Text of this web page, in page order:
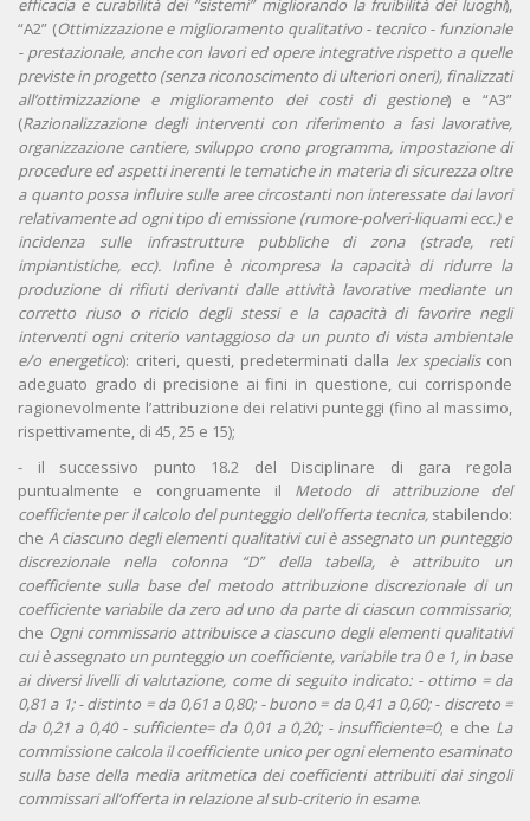
efficacia e curabilità dei “sistemi” migliorando la fruibilità dei luoghi),
“A2” (Ottimizzazione e miglioramento qualitativo - tecnico - funzionale
- prestazionale, anche con lavori ed opere integrative rispetto a quelle
previste in progetto (senza riconoscimento di ulteriori oneri), finalizzati
all’ottimizzazione e miglioramento dei costi di gestione) e “A3”
(Razionalizzazione degli interventi con riferimento a fasi lavorative,
organizzazione cantiere, sviluppo crono programma, impostazione di
procedure ed aspetti inerenti le tematiche in materia di sicurezza oltre
a quanto possa influire sulle aree circostanti non interessate dai lavori
relativamente ad ogni tipo di emissione (rumore-polveri-liquami ecc.) e
incidenza sulle infrastrutture pubbliche di zona (strade, reti
impiantistiche, ecc). Infine è ricompresa la capacità di ridurre la
produzione di rifiuti derivanti dalle attività lavorative mediante un
corretto riuso o riciclo degli stessi e la capacità di favorire negli
interventi ogni criterio vantaggioso da un punto di vista ambientale
e/o energetico): criteri, questi, predeterminati dalla lex specialis con
adeguato grado di precisione ai fini in questione, cui corrisponde
ragionevolmente l’attribuzione dei relativi punteggi (fino al massimo,
rispettivamente, di 45, 25 e 15);
- il successivo punto 18.2 del Disciplinare di gara regola
puntualmente e congruamente il Metodo di attribuzione del
coefficiente per il calcolo del punteggio dell’offerta tecnica, stabilendo:
che A ciascuno degli elementi qualitativi cui è assegnato un punteggio
discrezionale nella colonna “D” della tabella, è attribuito un
coefficiente sulla base del metodo attribuzione discrezionale di un
coefficiente variabile da zero ad uno da parte di ciascun commissario;
che Ogni commissario attribuisce a ciascuno degli elementi qualitativi
cui è assegnato un punteggio un coefficiente, variabile tra 0 e 1, in base
ai diversi livelli di valutazione, come di seguito indicato: - ottimo = da
0,81 a 1; - distinto = da 0,61 a 0,80; - buono = da 0,41 a 0,60; - discreto =
da 0,21 a 0,40 - sufficiente= da 0,01 a 0,20; - insufficiente=0; e che La
commissione calcola il coefficiente unico per ogni elemento esaminato
sulla base della media aritmetica dei coefficienti attribuiti dai singoli
commissari all’offerta in relazione al sub-criterio in esame.